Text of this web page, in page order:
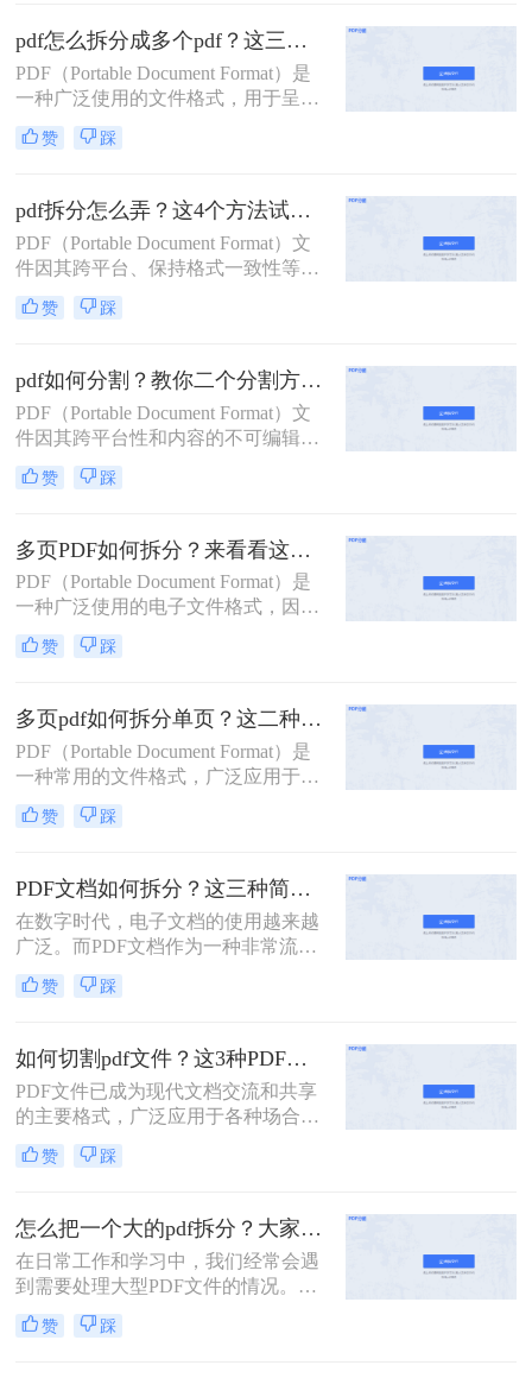
部分内容，有些内容并不方便给他人
看。因此，此时最好的办法就是把它
拆分。所以，怎么将pdf拆分成多个
呢？以下是3种有用的PDF拆分方法，
一起来看看吧。
pdf怎么拆分成多个pdf？这三种方法教你轻松拆分！
PDF（Portable Document Format）是
一种广泛使用的文件格式，用于呈现
文档，因为它可以保持原始文档的格
式和布局，不受操作系统、软件或硬
将一个大型PDF文件拆分成多个较小
的PDF文件，以便于传输、编辑或阅
读。那么pdf怎么拆分成多个pdf呢？
本文将介绍三种拆分PDF的方法，并
提供一些实用技巧。
赞 踩
pdf拆分怎么弄？这4个方法试试看吧！
PDF（Portable Document Format）文
件因其跨平台、保持格式一致性等特
点，在办公和学习中得到了广泛应
用。然而，有时我们需要将一个较大
于分享、管理或打印。那么pdf拆分怎
么弄呢？本文将详细介绍几种常见的
PDF拆分方法，帮助您轻松完成PDF
文件的拆分工作。
赞 踩
pdf如何分割？教你二个分割方法！
PDF（Portable Document Format）文
件因其跨平台性和内容的不可编辑
性，在日常工作和学习中得到了广泛
应用。然而，有时我们需要将较大的
便于管理、传输或打印。那么pdf如何
分割呢？本文将详细介绍几种PDF分
割的方法，帮助您轻松完成这一任
务。
赞 踩
多页PDF如何拆分？来看看这三个PDF拆分方法！
PDF（Portable Document Format）是
一种广泛使用的电子文件格式，因其
跨平台、不易修改的特性而备受青
睐。然而，有时我们可能需要对一个
单独处理或分享其中的某一部分。那
么多页pdf如何拆分呢？本文将详细介
绍几种拆分多页PDF的方法，帮助读
者轻松应对这一需求。
赞 踩
多页pdf如何拆分单页？这二种方法可以有效解决你的问题！
PDF（Portable Document Format）是
一种常用的文件格式，广泛应用于文
档分享、电子书、合同签署等领域。
然而，有时我们可能需要将一个包含
页PDF文件，以便于更灵活地管理和
使用。那么多页pdf如何拆分单页呢？
本文将详细介绍几种拆分多页PDF为
单页PDF的方法，帮助读者轻松应对
这一需求。
赞 踩
PDF文档如何拆分？这三种简单方法可以学习！
在数字时代，电子文档的使用越来越
广泛。而PDF文档作为一种非常流行
的电子文档格式，常常用于存储和传
输各种类型的文件。然而，有时候我
时候就需要将PDF文档拆分为多个部
分。本文将介绍PDF文档如何拆分，
并提供了几种实用的方法。
赞 踩
如何切割pdf文件？这3种PDF分割方法很简单!
PDF文件已成为现代文档交流和共享
的主要格式，广泛应用于各种场合，
如商务、教育、科研等。但是，PDF
文件通常比较大，内容较多，如果需
往往会比较麻烦。为了解决这些问
题，我们需要一款方便易用的PDF文
件切割工具。那么如何切割pdf文件？
一个工具轻松搞定！一起来看看吧。
赞 踩
怎么把一个大的pdf拆分？大家试试这二种常用方法！
在日常工作和学习中，我们经常会遇
到需要处理大型PDF文件的情况。当
这些文件过于庞大，包含多个章节或
页面时，我们可能会希望将其拆分成
赞 踩